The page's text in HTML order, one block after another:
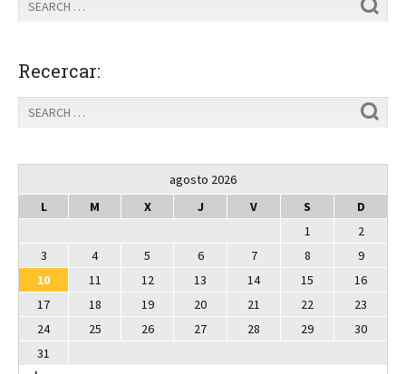
Recercar:
agosto 2026
L
M X J V S
D
1
2
3
4 5 6 7 8
9
10
11 12 13 14 15
16
17
18 19 20 21 22
23
24
25 26 27 28 29
30
31